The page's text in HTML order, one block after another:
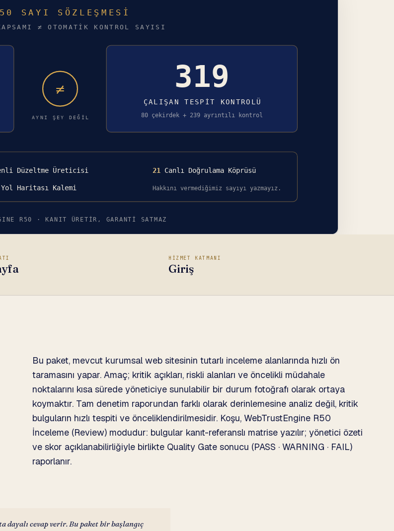
HİZMET KATMANI
Giriş
Bu paket, mevcut kurumsal web sitesinin tutarlı inceleme alanlarında hızlı ön
taramasını yapar. Amaç; kritik açıkları, riskli alanları ve öncelikli müdahale
noktalarını kısa sürede yöneticiye sunulabilir bir durum fotoğrafı olarak ortaya
koymaktır. Tam denetim raporundan farklı olarak derinlemesine analiz değil, kritik
bulguların hızlı tespiti ve önceliklendirilmesidir. Koşu, WebTrustEngine R50
İnceleme (Review) modudur: bulgular kanıt-referanslı matrise yazılır; yönetici özeti
ve skor açıklanabilirliğiyle birlikte Quality Gate sonucu (PASS · WARNING · FAIL)
raporlanır.
cevap verir. Bu paket bir başlangıç